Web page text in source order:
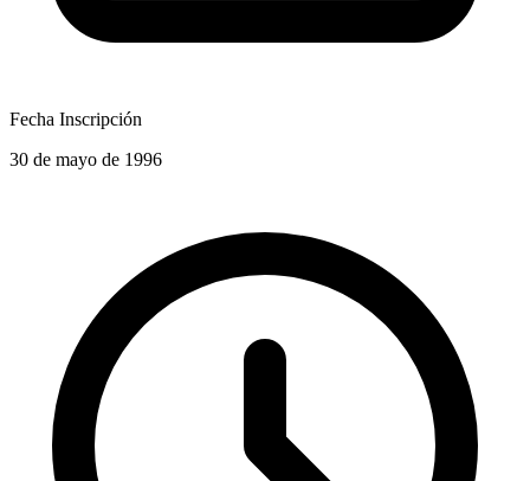
Fecha Inscripción
30 de mayo de 1996